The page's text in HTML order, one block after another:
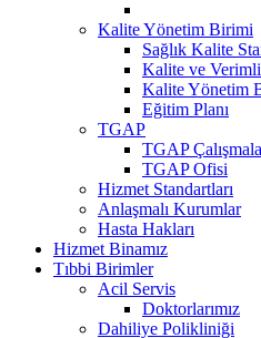
Kalite Yönetim Birimi
Sağlık Kalite
Kalite ve
Kalite Yönetim
Eğitim Planı
TGAP
TGAP
TGAP Ofisi
Hizmet Standartları
Anlaşmalı Kurumlar
Hasta Hakları
Hizmet Binamız
Tıbbi Birimler
Acil Servis
Doktorlarımız
Dahiliye Polikliniği